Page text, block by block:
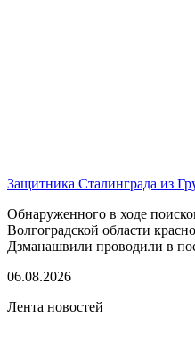
Защитника Сталинграда из
Обнаруженного в ходе
Волгоградской области
Дзманашвили проводили в
06.08.2026
Лента новостей